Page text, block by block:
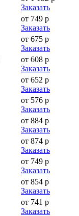
Заказать
от 749 р
Заказать
от 675 р
Заказать
от 608 р
Заказать
от 652 р
Заказать
от 576 р
Заказать
от 884 р
Заказать
от 874 р
Заказать
от 749 р
Заказать
от 854 р
Заказать
от 741 р
Заказать